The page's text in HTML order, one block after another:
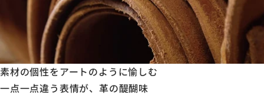
素材の個性をアートのように愉しむ
一点一点違う表情が、革の醍醐味